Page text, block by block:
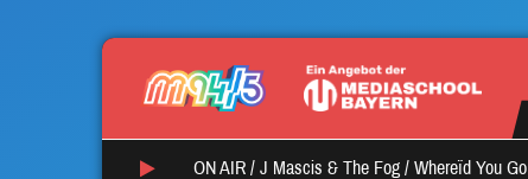
ON AIR / J Mascis & The Fog / Whereïd You Go